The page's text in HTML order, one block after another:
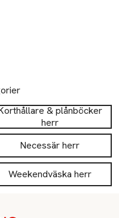
& plånböcker
herr
Necessär herr
Weekendväska herr